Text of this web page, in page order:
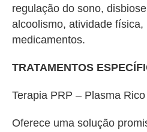
regulação do sono,
alcoolismo, atividade
medicamentos.
TRATAMENTOS
Terapia PRP – Plasma
Oferece uma solução